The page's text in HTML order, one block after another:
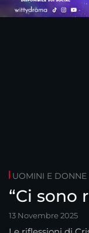
UOMINI E DONNE
“Ci sono
13 Novembre 2025